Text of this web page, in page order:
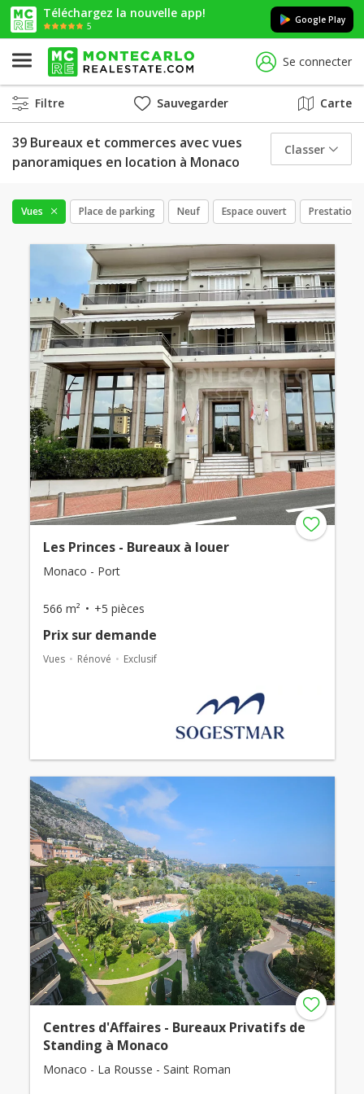
Téléchargez la nouvelle app!
5
Google Play
Se connecter
Filtre Sauvegarder Carte
39 Bureaux et commerces avec vues
panoramiques en location à Monaco
Classer
Vues Place de parking Neuf Espace ouvert
Les Princes - Bureaux à louer
Monaco - Port
566 m² +5 pièces
Prix ​​sur demande
Vues Rénové Exclusif
Centres d'Affaires - Bureaux Privatifs de
Standing à Monaco
Monaco - La Rousse - Saint Roman